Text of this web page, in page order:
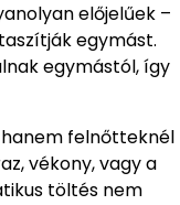
előjelűek –
egymást.
egymástól, így
hanem felnőtteknél
vékony, vagy a
töltés nem